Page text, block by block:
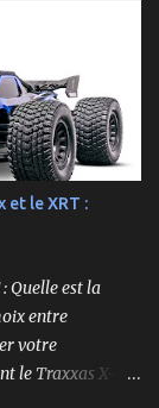
Un Modèle,
et "À
versions
de la
to Run),
: ni
et le XRT :
Quelle est la
entre
votre
le Traxxas X-